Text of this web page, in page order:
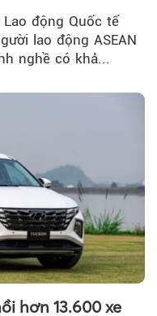
động Quốc tế
lao động ASEAN
nghề có khả...
hơn 13.600 xe